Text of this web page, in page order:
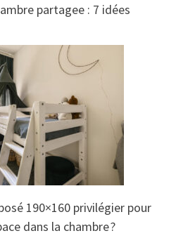
partagee : 7 idées
190×160 privilégier pour
dans la chambre ?